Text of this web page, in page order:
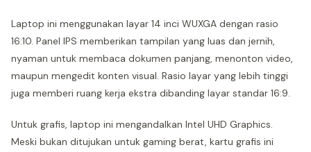
Laptop ini menggunakan layar 14 inci WUXGA dengan rasio
16:10. Panel IPS memberikan tampilan yang luas dan jernih,
nyaman untuk membaca dokumen panjang, menonton video,
maupun mengedit konten visual. Rasio layar yang lebih tinggi
juga memberi ruang kerja ekstra dibanding layar standar 16:9.
Untuk grafis, laptop ini mengandalkan Intel UHD Graphics.
Meski bukan ditujukan untuk gaming berat, kartu grafis ini